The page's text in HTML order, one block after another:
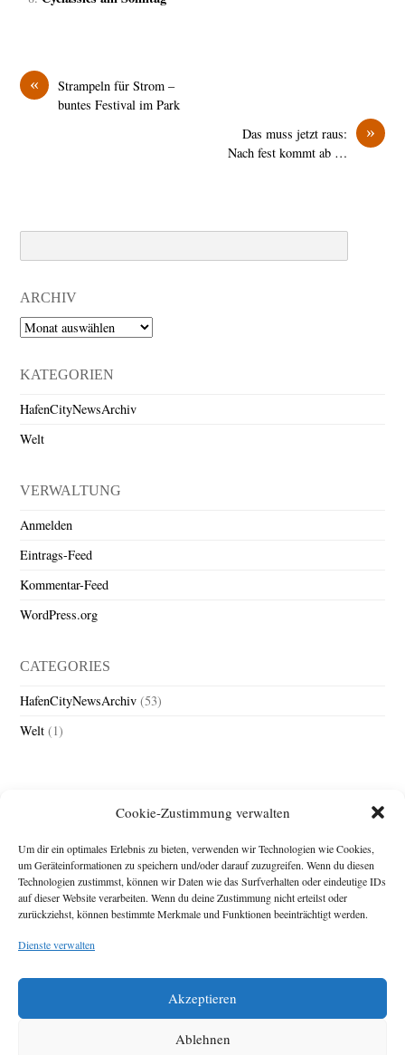
Cookie-Zustimmung verwalten
Um dir ein optimales Erlebnis zu bieten, verwenden wir Technologien wie Cookies,
um Geräteinformationen zu speichern und/oder darauf zuzugreifen. Wenn du diesen
Technologien zustimmst, können wir Daten wie das Surfverhalten oder eindeutige IDs
auf dieser Website verarbeiten. Wenn du deine Zustimmung nicht erteilst oder
zurückziehst, können bestimmte Merkmale und Funktionen beeinträchtigt werden.
Dienste verwalten
Akzeptieren
Ablehnen
«
Strampeln für Strom –
buntes Festival im Park
»
Das muss jetzt raus:
Nach fest kommt ab …
ARCHIV
Archiv
KATEGORIEN
HafenCityNewsArchiv
Welt
VERWALTUNG
Anmelden
Eintrags-Feed
Kommentar-Feed
WordPress.org
CATEGORIES
HafenCityNewsArchiv (53)
Welt (1)
Impressum
Michael Baden,
Diese Webseite stellt
zehn Jahre der